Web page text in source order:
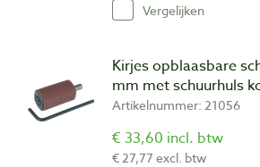
Vergelijken
Kirjes opblaasbare
mm met schuurhuls
Artikelnummer: 21056
€ 33,60 incl. btw
€ 27,77 excl. btw